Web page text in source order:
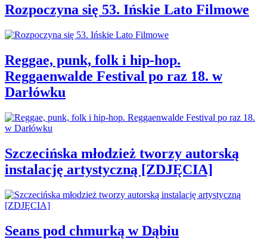
Rozpoczyna się 53. Ińskie Lato Filmowe
Reggae, punk, folk i hip-hop.
Reggaenwalde Festival po raz 18. w
Darłówku
Szczecińska młodzież tworzy autorską
instalację artystyczną [ZDJĘCIA]
Seans pod chmurką w Dąbiu